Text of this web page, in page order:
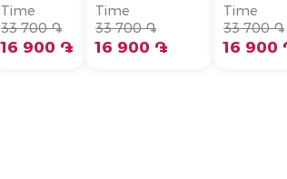
Single
Earring/
PG02-
Time
33 700 ֏
16 900 ֏
Серебряная
Моно-серьга/
PG01-094-U
Time
33 700 ֏
16 900 ֏
Моно-
PG01-
Time
33 700 ֏
16 900